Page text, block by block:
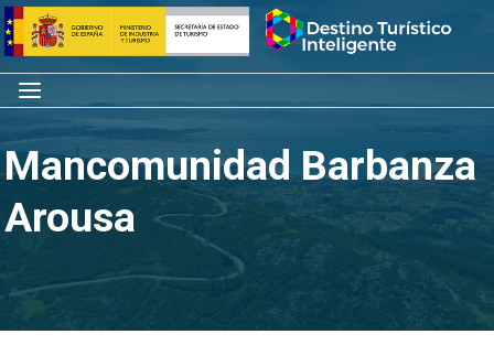
Saltar
al
contenido
Inicio
Menú
Mancomunidad Barbanza
Arousa